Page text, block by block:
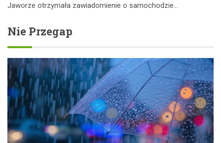
Jaworze otrzymała zawiadomienie o samochodzie…
Nie Przegap